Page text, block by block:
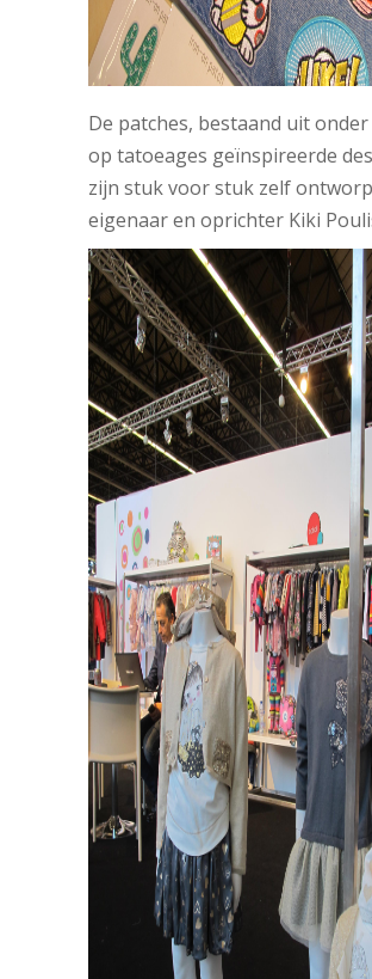
De patches, bestaand uit
op tatoeages geïnspireerde
zijn stuk voor stuk zelf
eigenaar en oprichter Kiki